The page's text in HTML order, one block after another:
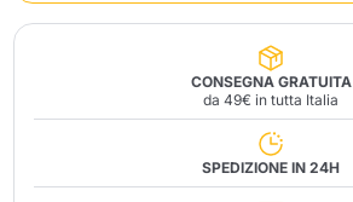
CONSEGNA GRATUITA
da 49€ in tutta Italia
SPEDIZIONE IN 24H